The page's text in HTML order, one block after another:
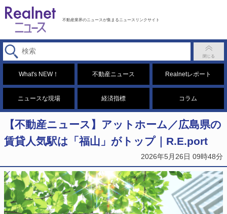
不動産業界のニュースが集まるニュースリンクサイト
What's NEW！ 不動産ニュース Realnetレポート
ニュースな現場 経済指標 コラム
【不動産ニュース】アットホーム／広島県の
賃貸人気駅は「福山」がトップ｜R.E.port
2026年5月26日 09時48分